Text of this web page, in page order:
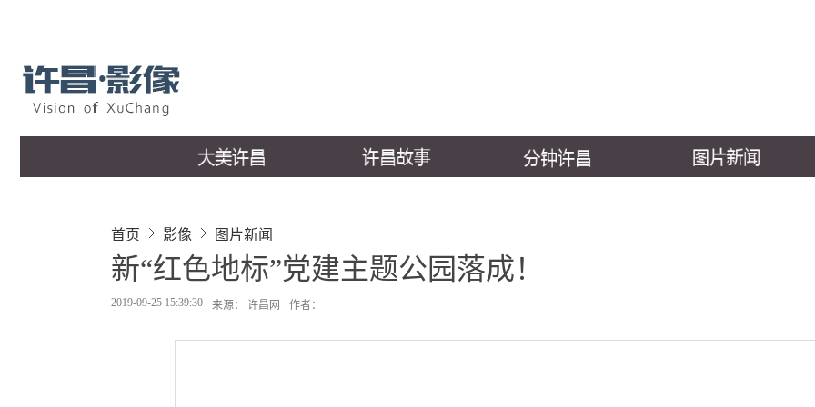
首页 影像 图片新闻
新“红色地标”党建主题公园落成！
2019-09-25 15:39:30 来源： 许昌网 作者：